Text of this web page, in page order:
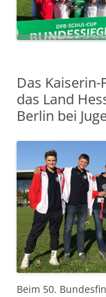
Das
das Land
Berlin bei
Beim 50.